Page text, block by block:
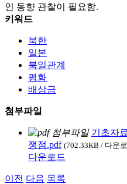
인 동향 관찰이 필요함.
키워드
북한
일본
북일관계
평화
배상금
첨부파일
기초자
쟁점.pdf (702.33KB / 다운
다운로드
이전 다음 목록